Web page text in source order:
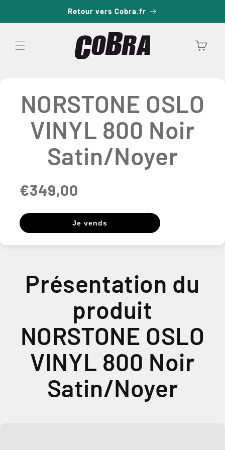
au
Retour vers Cobra.fr
Panier
informations
produits
NORSTONE OSLO
VINYL 800 Noir
Satin/Noyer
€349,00
Je vends
Présentation du
produit
NORSTONE OSLO
VINYL 800 Noir
Satin/Noyer